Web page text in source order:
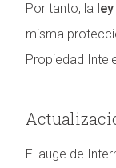
Por tanto, la
misma
Propiedad
El auge de